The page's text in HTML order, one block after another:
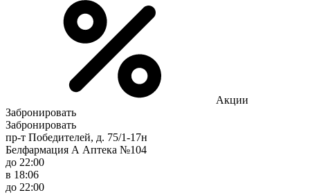
Акции
Забронировать
Забронировать
пр-т Победителей, д. 75/1-17н
Белфармация А Аптека №104
до 22:00
в 18:06
до 22:00